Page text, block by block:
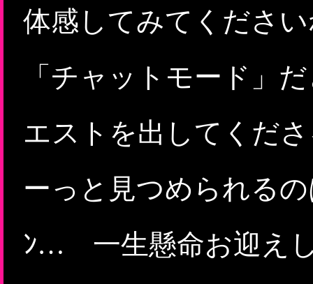
体感してみてくださ
「チャットモード」
エストを出してくだ
ーっと見つめられる
ﾝ… 一生懸命お迎え